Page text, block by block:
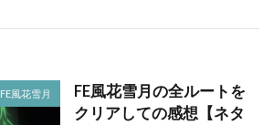
FE風花雪月
FE風花雪月の全ルートを
クリアしての感想【ネタ